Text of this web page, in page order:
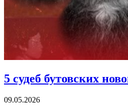
5 судеб бутовских
09.05.2026